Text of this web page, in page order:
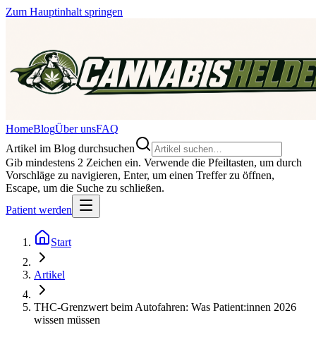
Zum Hauptinhalt springen
HomeBlogÜber unsFAQ
Artikel im Blog durchsuchen
Gib mindestens 2 Zeichen ein. Verwende die Pfeiltasten, um durch
Vorschläge zu navigieren, Enter, um einen Treffer zu öffnen,
Escape, um die Suche zu schließen.
Patient werden
Start
Artikel
THC-Grenzwert beim Autofahren: Was Patient:innen 2026
wissen müssen